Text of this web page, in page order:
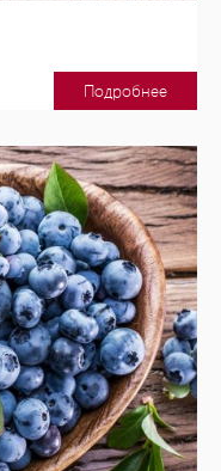
Подробнее